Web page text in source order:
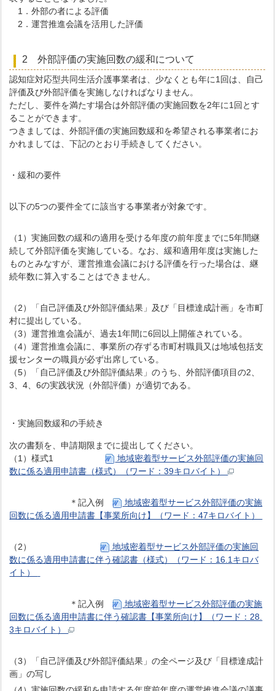
1．外部の者による評価
2．運営推進会議を活用した評価
2 外部評価の実施回数の緩和について
認知症対応型共同生活介護事業者は、少なくとも年に1回は、自己
評価及び外部評価を実施しなければなりません。
ただし、要件を満たす場合は外部評価の実施回数を2年に1回とす
ることができます。
つきましては、外部評価の実施回数緩和を希望される事業者にお
かれましては、下記のとおり手続きしてください。
・緩和の要件
以下の5つの要件全てに該当する事業者が対象です。
（1）実施回数の緩和の適用を受ける年度の前年度までに5年間継
続して外部評価を実施している。なお、緩和適用年度は実施した
ものとみなすが、運営推進会議における評価を行った場合は、継
続年数に算入することはできません。
（2）「自己評価及び外部評価結果」及び「目標達成計画」を市町
村に提出している。
（3）運営推進会議が、過去1年間に6回以上開催されている。
（4）運営推進会議に、事業所の存ずる市町村職員又は地域包括支
援センターの職員が必ず出席している。
（5）「自己評価及び外部評価結果」のうち、外部評価項目の2、
3、4、6の実践状況（外部評価）が適切である。
・実施回数緩和の手続き
次の書類を、申請期限までに提出してください。
（1）様式1
地域密着型サービス外部評価の実施回
数に係る適用申請書（様式）（ワード：39キロバイト）
＊記入例
地域密着型サービス外部評価の実施
回数に係る適用申請書【事業所向け】（ワード：47キロバイト）
（2）
地域密着型サービス外部評価の実施回
数に係る適用申請書に伴う確認書（様式）（ワード：16.1キロバ
イト）
＊記入例
地域密着型サービス外部評価の実施
回数に係る適用申請書に伴う確認書【事業所向け】（ワード：28.
3キロバイト）
（3）「自己評価及び外部評価結果」の全ページ及び「目標達成計
画」の写し